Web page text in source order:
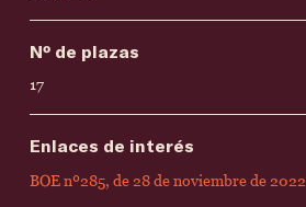
Nº de plazas
17
Enlaces de interés
BOE nº285, de 28 de noviembre de 2022